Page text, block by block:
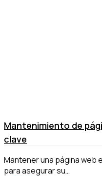
Mantenimiento de
clave
Mantener una página web
para asegurar su…